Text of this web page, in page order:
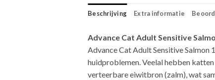
Beschrijving Extra informatie
Advance Cat Adult Sensitive
Advance Cat Adult Sensitive
huidproblemen. Veelal hebben
verteerbare eiwitbron (zalm), wat